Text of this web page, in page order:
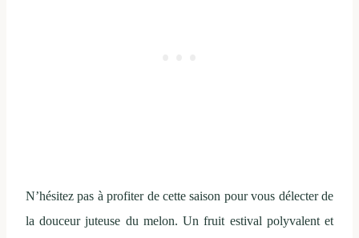
N’hésitez pas à profiter de cette saison pour vous délecter de
la douceur juteuse du melon. Un fruit estival polyvalent et